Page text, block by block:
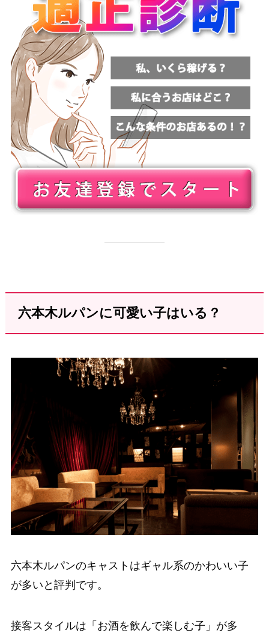
六本木ルパンに可愛い子はいる？
六本木ルパンのキャストはギャル系のかわいい子
が多いと評判です。
接客スタイルは「お酒を飲んで楽しむ子」が多